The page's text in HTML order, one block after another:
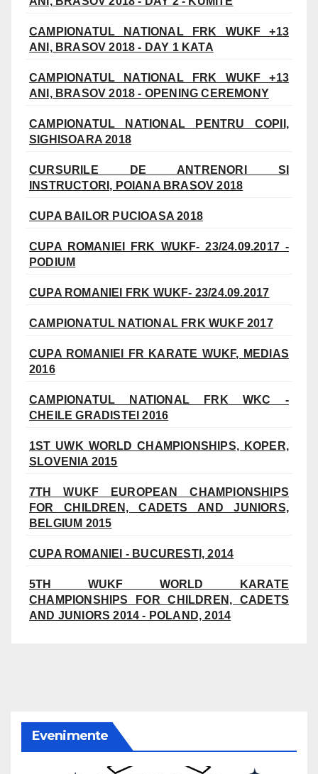
CAMPIONATUL NATIONAL FRK WUKF +13
ANI, BRASOV 2018 - DAY 1 KATA
CAMPIONATUL NATIONAL FRK WUKF +13
ANI, BRASOV 2018 - OPENING CEREMONY
CAMPIONATUL NATIONAL PENTRU COPII,
SIGHISOARA 2018
CURSURILE DE ANTRENORI SI
INSTRUCTORI, POIANA BRASOV 2018
CUPA BAILOR PUCIOASA 2018
CUPA ROMANIEI FRK WUKF- 23/24.09.2017 -
PODIUM
CUPA ROMANIEI FRK WUKF- 23/24.09.2017
CAMPIONATUL NATIONAL FRK WUKF 2017
CUPA ROMANIEI FR KARATE WUKF, MEDIAS
2016
CAMPIONATUL NATIONAL FRK WKC -
CHEILE GRADISTEI 2016
1ST UWK WORLD CHAMPIONSHIPS, KOPER,
SLOVENIA 2015
7TH WUKF EUROPEAN CHAMPIONSHIPS
FOR CHILDREN, CADETS AND JUNIORS,
BELGIUM 2015
CUPA ROMANIEI - BUCURESTI, 2014
5TH WUKF WORLD KARATE
CHAMPIONSHIPS FOR CHILDREN, CADETS
AND JUNIORS 2014 - POLAND, 2014
Evenimente